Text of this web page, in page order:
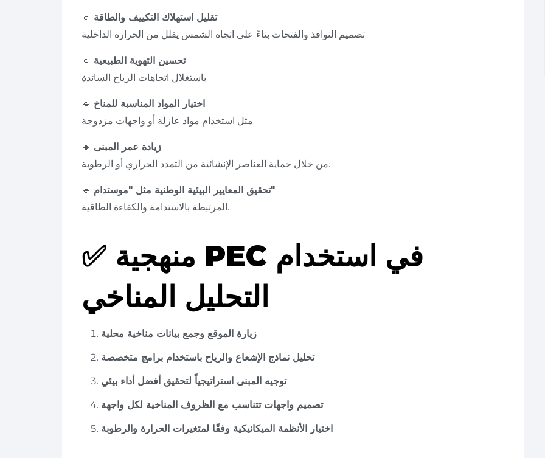
🔹 تقليل استهلاك التكييف والطاقة
تصميم النوافذ والفتحات بناءً على اتجاه الشمس يقلل من الحرارة الداخلية.
🔹 تحسين التهوية الطبيعية
باستغلال اتجاهات الرياح السائدة.
🔹 اختيار المواد المناسبة للمناخ
مثل استخدام مواد عازلة أو واجهات مزدوجة.
🔹 زيادة عمر المبنى
من خلال حماية العناصر الإنشائية من التمدد الحراري أو الرطوبة.
🔹
تحقيق المعايير البيئية الوطنية مثل "موستدام"
المرتبطة بالاستدامة والكفاءة الطاقية.
✅ منهجية PEC في استخدام
التحليل المناخي
زيارة الموقع وجمع بيانات مناخية محلية
تحليل نماذج الإشعاع والرياح باستخدام برامج متخصصة
توجيه المبنى استراتيجياً لتحقيق أفضل أداء بيئي
تصميم واجهات تتناسب مع الظروف المناخية لكل واجهة
اختيار الأنظمة الميكانيكية وفقًا لمتغيرات الحرارة والرطوبة